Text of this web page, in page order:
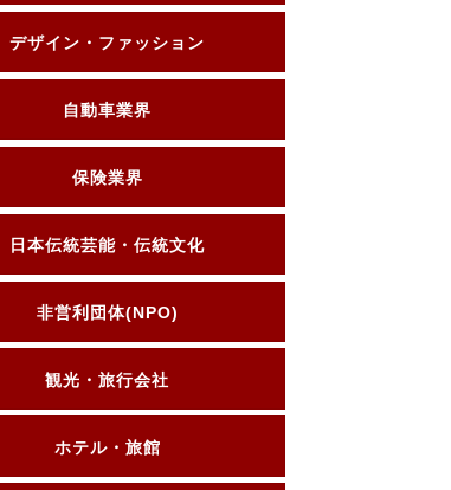
デザイン・ファッション
自動車業界
保険業界
日本伝統芸能・伝統文化
非営利団体(NPO)
観光・旅行会社
ホテル・旅館